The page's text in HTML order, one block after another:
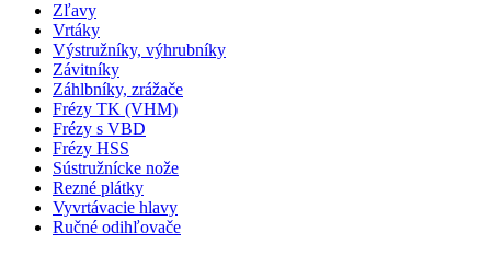
Zľavy
Vrtáky
Výstružníky, výhrubníky
Závitníky
Záhlbníky, zrážače
Frézy TK (VHM)
Frézy s VBD
Frézy HSS
Sústružnícke nože
Rezné plátky
Vyvrtávacie hlavy
Ručné odihľovače